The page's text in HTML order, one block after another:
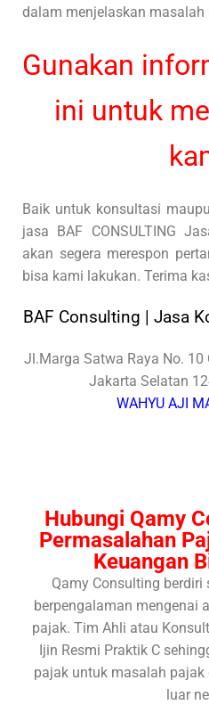
dalam menjelaskan
Gunakan
ini untuk
Baik untuk konsultasi
jasa BAF CONSULTING
akan segera merespon
bisa kami lakukan. Terima
BAF Consulting | Jasa
Jl.Marga Satwa Raya No.
Jakarta Selatan
WAHYU AJI
Hubungi Qamy
Permasalahan
Keuangan
Qamy Consulting berdiri
berpengalaman mengenai
pajak. Tim Ahli atau
Ijin Resmi Praktik C
pajak untuk masalah
luar